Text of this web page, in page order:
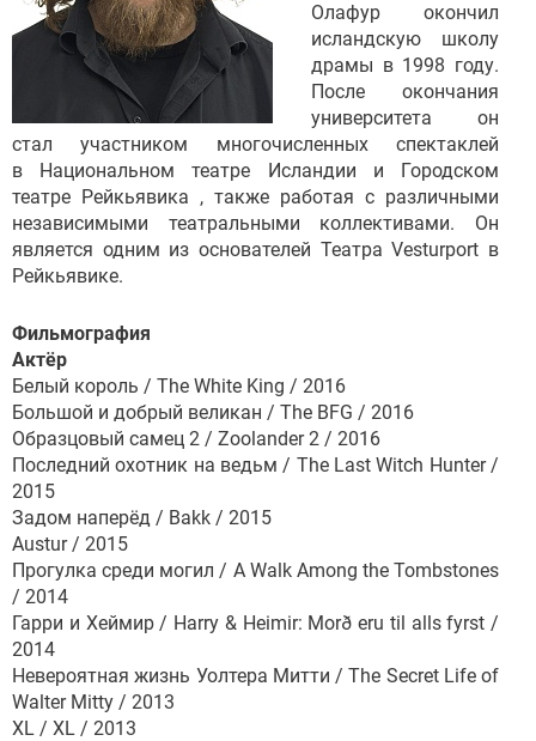
Олафур окончил
исландскую школу
драмы в 1998 году.
После окончания
университета он
стал участником многочисленных спектаклей
в Национальном театре Исландии и Городском
театре Рейкьявика , также работая с различными
независимыми театральными коллективами. Он
является одним из основателей Театра Vesturport в
Рейкьявике.
Фильмография
Актёр
Белый король / The White King / 2016
Большой и добрый великан / The BFG / 2016
Образцовый самец 2 / Zoolander 2 / 2016
Последний охотник на ведьм / The Last Witch Hunter /
2015
Задом наперёд / Bakk / 2015
Austur / 2015
Прогулка среди могил / A Walk Among the Tombstones
/ 2014
Гарри и Хеймир / Harry & Heimir: Morð eru til alls fyrst /
2014
Невероятная жизнь Уолтера Митти / The Secret Life of
Walter Mitty / 2013
XL / XL / 2013